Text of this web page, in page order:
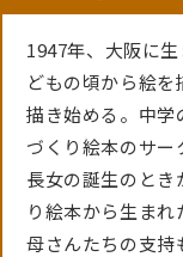
1947年、大阪に
どもの頃から絵
描き始める。中学
づくり絵本のサー
長女の誕生のとき
り絵本から生ま
母さんたちの支持